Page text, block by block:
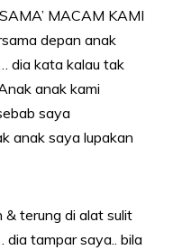
MACAM KAMI
depan anak
dia kata kalau tak
anak kami
saya
anak saya lupakan
& terung di alat sulit
tampar saya.. bila